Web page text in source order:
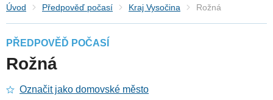
Úvod Předpověď počasí Kraj Vysočina Rožná
PŘEDPOVĚĎ POČASÍ
Rožná
Označit jako domovské město